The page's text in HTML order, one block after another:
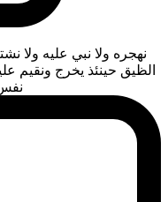
نهجره ولا نبي عليه ولا
الظيق حينئذ يخرج ونقيم